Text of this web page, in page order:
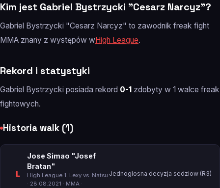
Kim jest Gabriel Bystrzycki "Cesarz Narcyz"?
Gabriel Bystrzycki "Cesarz Narcyz" to zawodnik freak fight
MMA znany z występów wHigh League.
Rekord i statystyki
Gabriel Bystrzycki posiada rekord 0-1 zdobyty w 1 walce freak
fightowych.
Historia walk (1)
L
Jose Simao "Josef
Bratan"
High League 1: Lexy vs. Natsu
· 28.08.2021 · MMA ·
Jednoglosna decyzja sedziow (R3)